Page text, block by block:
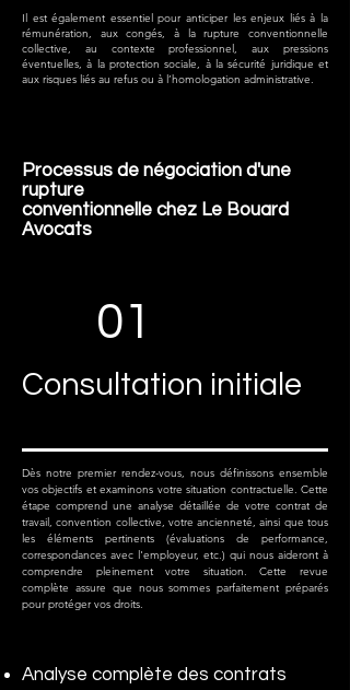
Il est également essentiel pour anticiper les enjeux liés à la
rémunération, aux congés, à la rupture conventionnelle
collective, au contexte professionnel, aux pressions
éventuelles, à la protection sociale, à la sécurité juridique et
aux risques liés au refus ou à l’homologation administrative.
Processus de négociation d'une
rupture
conventionnelle chez Le Bouard
Avocats
01
Consultation initiale
Dès notre premier rendez-vous, nous définissons ensemble
vos objectifs et examinons votre situation contractuelle. Cette
étape comprend une analyse détaillée de votre contrat de
travail, convention collective, votre ancienneté, ainsi que tous
les éléments pertinents (évaluations de performance,
correspondances avec l'employeur, etc.) qui nous aideront à
comprendre pleinement votre situation. Cette revue
complète assure que nous sommes parfaitement préparés
pour protéger vos droits.
Analyse complète des contrats